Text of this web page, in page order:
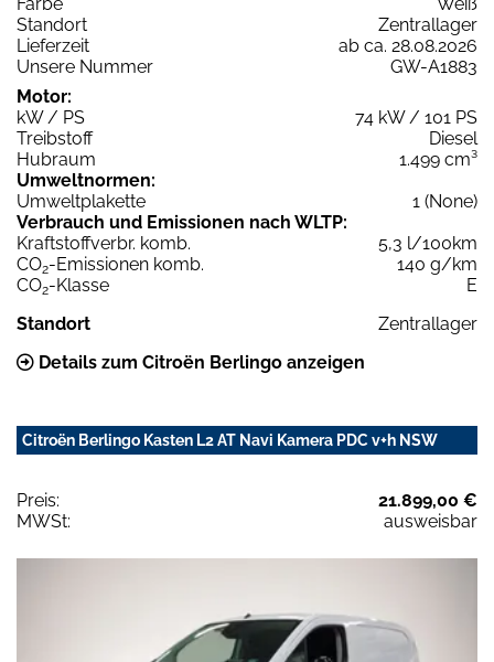
Standort
Zentrallager
Lieferzeit
ab ca. 28.08.2026
Unsere Nummer
GW-A1883
Motor:
kW / PS
74 kW / 101 PS
Treibstoff
Diesel
Hubraum
1.499 cm³
Umweltnormen:
Umweltplakette
1 (None)
Verbrauch und Emissionen nach WLTP:
Kraftstoffverbr. komb.
5,3 l/100km
CO2-Emissionen komb.
140 g/km
CO2-Klasse
E
Standort
Zentrallager
Details zum Citroën Berlingo anzeigen
Citroën Berlingo Kasten L2 AT Navi Kamera PDC v+h NSW
Preis:
21.899,00 €
MWSt:
ausweisbar